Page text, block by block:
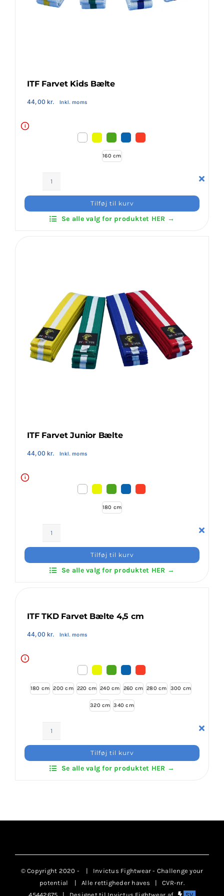
Klubaftalesider – Find din klub
Om Invictus Fightwear
Nyheder
ITF Farvet Kids Bælte
44,00kr. Inkl. moms
i
160 cm
Kids
Bælte
Tilføj til kurv
Se alle valg for produktet HER →
ITF Farvet Junior Bælte
44,00kr. Inkl. moms
i
180 cm
Junior
Bælte
Tilføj til kurv
Se alle valg for produktet HER →
ITF TKD Farvet Bælte 4,5 cm
44,00kr. Inkl. moms
i
180 cm 200 cm 220 cm 240 cm 260 cm 280 cm 300 cm
320 cm 340 cm
Farvet
Bælte
Tilføj til kurv
Se alle valg for produktet HER →
© Copyright 2020 -
| Invictus Fightwear - Challenge your
potential
| Alle rettigheder haves | CVR-nr.